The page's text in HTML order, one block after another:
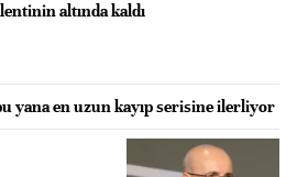
altında kaldı
yana en uzun kayıp serisine ilerliyor